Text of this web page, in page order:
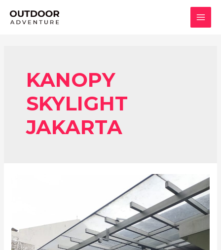
KANOPY
SKYLIGHT
JAKARTA